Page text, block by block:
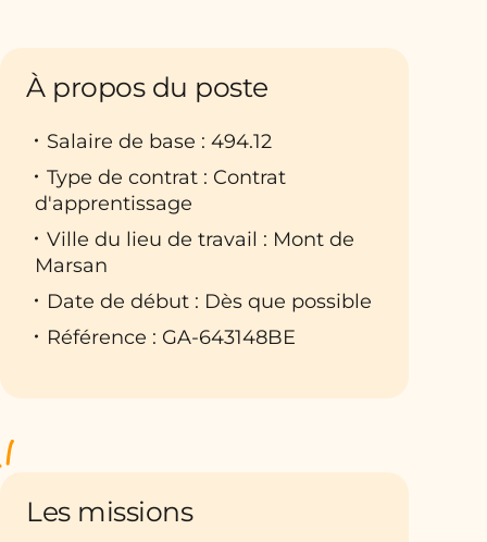
À propos du poste
Salaire de base : 494.12
Type de contrat : Contrat
d'apprentissage
Ville du lieu de travail : Mont de
Marsan
Date de début : Dès que possible
Référence : GA-643148BE
Les missions